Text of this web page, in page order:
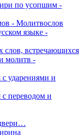
по усопшим -
- Молитвослов
языке -
слов, встречающихся
молитв -
ударениями и
переводом и